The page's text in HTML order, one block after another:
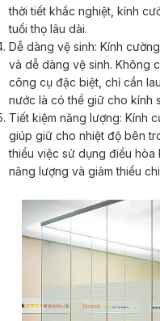
thời tiết khắc nghiệt, kính
tuổi thọ lâu dài.
Dễ dàng vệ sinh: Kính
và dễ dàng vệ sinh. Không
công cụ đặc biệt, chỉ cần
nước là có thể giữ cho kính
Tiết kiệm năng lượng: Kính
giúp giữ cho nhiệt độ bên
thiểu việc sử dụng điều
năng lượng và giảm thiểu